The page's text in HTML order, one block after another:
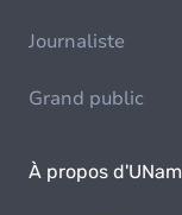
Journaliste
Grand public
À propos